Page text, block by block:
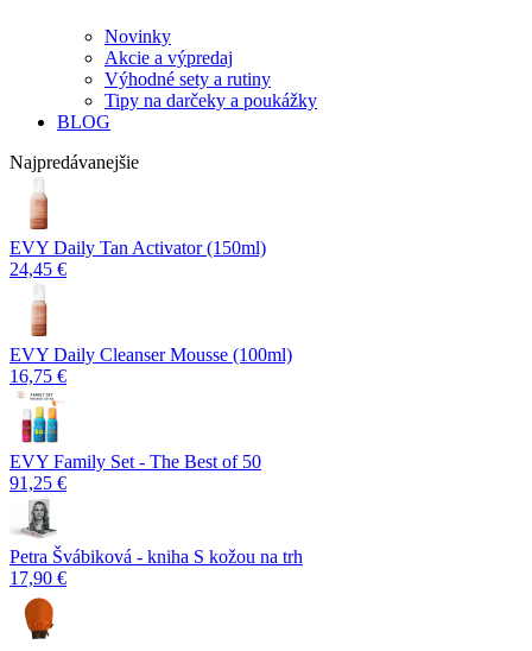
Novinky
Akcie a výpredaj
Výhodné sety a rutiny
Tipy na darčeky a poukážky
BLOG
Najpredávanejšie
EVY Daily Tan Activator (150ml)
24,45 €
EVY Daily Cleanser Mousse (100ml)
16,75 €
EVY Family Set - The Best of 50
91,25 €
Petra Švábiková - kniha S kožou na trh
17,90 €